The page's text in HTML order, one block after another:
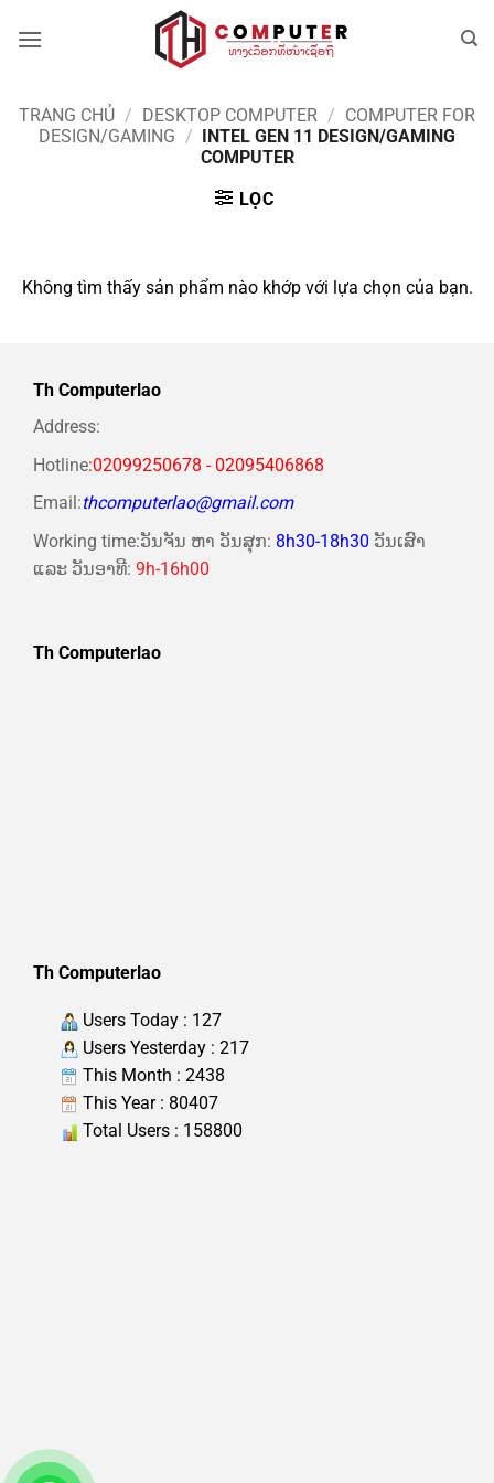
qua
TRANG CHỦ / DESKTOP COMPUTER / COMPUTER FOR
DESIGN/GAMING / INTEL GEN 11 DESIGN/GAMING
COMPUTER
LỌC
Không tìm thấy sản phẩm nào khớp với lựa chọn của bạn.
Th Computerlao
Address:
Hotline:02099250678 - 02095406868
Email:thcomputerlao@gmail.com
Working time:ວັນຈັນ ຫາ ວັນສຸກ: 8h30-18h30 ວັນເສົາ
ແລະ ວັນອາທີ: 9h-16h00
Th Computerlao
Th Computerlao
Users Today : 127
Users Yesterday : 217
This Month : 2438
This Year : 80407
Total Users : 158800